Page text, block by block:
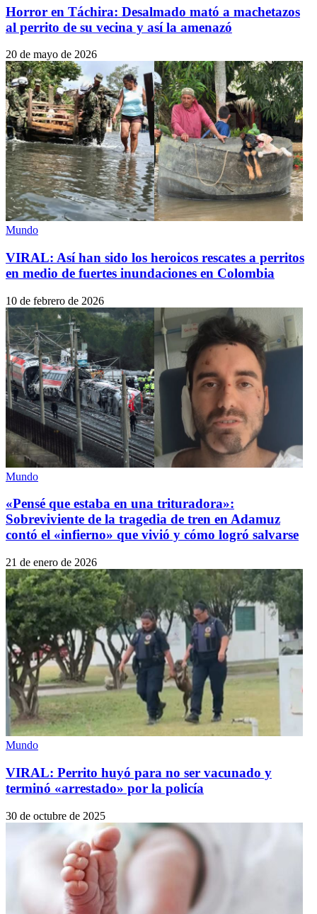
Horror en Táchira: Desalmado mató a machetazos
al perrito de su vecina y así la amenazó
20 de mayo de 2026
Mundo
VIRAL: Así han sido los heroicos rescates a perritos
en medio de fuertes inundaciones en Colombia
10 de febrero de 2026
Mundo
«Pensé que estaba en una trituradora»:
Sobreviviente de la tragedia de tren en Adamuz
contó el «infierno» que vivió y cómo logró salvarse
21 de enero de 2026
Mundo
VIRAL: Perrito huyó para no ser vacunado y
terminó «arrestado» por la policía
30 de octubre de 2025